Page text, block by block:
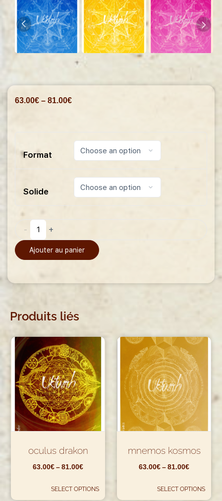
63.00€–81.00€
Format
Solide
- +
Ajouter au panier
Produits liés
oculus drakon
63.00€–81.00€
SELECT OPTIONS
mnemos kosmos
63.00€–81.00€
SELECT OPTIONS